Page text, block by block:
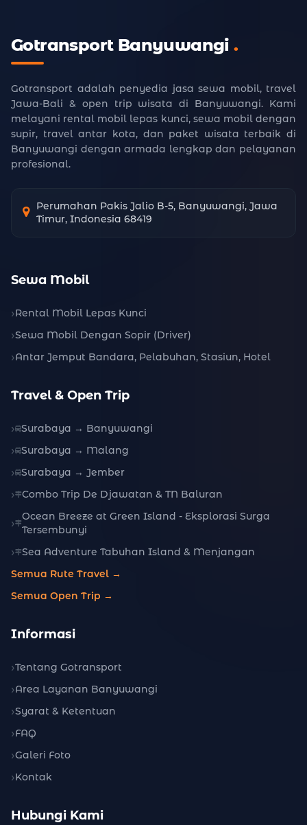
Gotransport Banyuwangi.
Gotransport adalah penyedia jasa sewa mobil, travel
Jawa-Bali & open trip wisata di Banyuwangi. Kami
melayani rental mobil lepas kunci, sewa mobil dengan
supir, travel antar kota, dan paket wisata terbaik di
Banyuwangi dengan armada lengkap dan pelayanan
profesional.
Perumahan Pakis Jalio B-5, Banyuwangi, Jawa
Timur, Indonesia 68419
Sewa Mobil
Rental Mobil Lepas Kunci
Sewa Mobil Dengan Sopir (Driver)
Antar Jemput Bandara, Pelabuhan, Stasiun, Hotel
Travel & Open Trip
Surabaya → Banyuwangi
Surabaya → Malang
Surabaya → Jember
Combo Trip De Djawatan & TN Baluran
Ocean Breeze at Green Island - Eksplorasi Surga
Tersembunyi
Sea Adventure Tabuhan Island & Menjangan
Semua Rute Travel →
Semua Open Trip →
Informasi
Tentang Gotransport
Area Layanan Banyuwangi
Syarat & Ketentuan
FAQ
Galeri Foto
Kontak
Hubungi Kami